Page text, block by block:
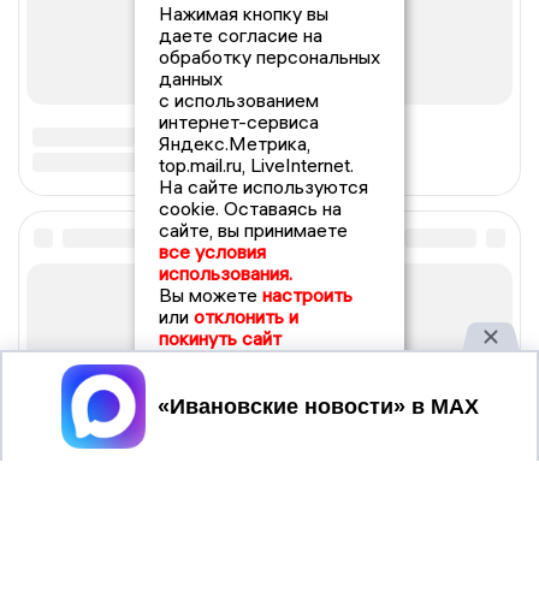
Нажимая кнопку вы
даете согласие на
обработку персональных
данных
с использованием
интернет-сервиса
Яндекс.Метрика,
top.mail.ru, LiveInternet.
На сайте используются
cookie. Оставаясь на
сайте, вы принимаете
все условия
использования.
Вы можете настроить
или отклонить и
покинуть сайт
Принять